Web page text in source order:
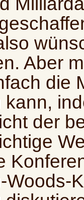
Aber
die
der
Woods-